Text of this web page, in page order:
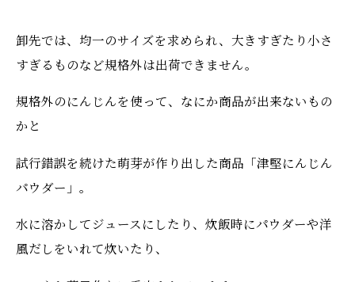
卸先では、均一のサイズを求められ、大きすぎたり小さ
すぎるものなど規格外は出荷できません。
規格外のにんじんを使って、なにか商品が出来ないもの
かと
試行錯誤を続けた萌芽が作り出した商品「津堅にんじん
パウダー」。
水に溶かしてジュースにしたり、炊飯時にパウダーや洋
風だしをいれて炊いたり、